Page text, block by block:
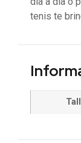
tenis te